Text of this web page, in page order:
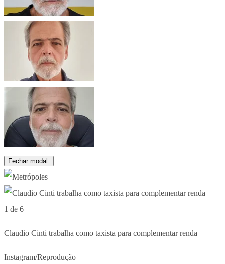
Fechar modal.
1 de 6
Claudio Cinti trabalha como taxista para complementar renda
Instagram/Reprodução